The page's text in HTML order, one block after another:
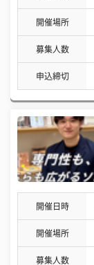
開催場所
募集人数
申込締切
開催日時
開催場所
募集人数